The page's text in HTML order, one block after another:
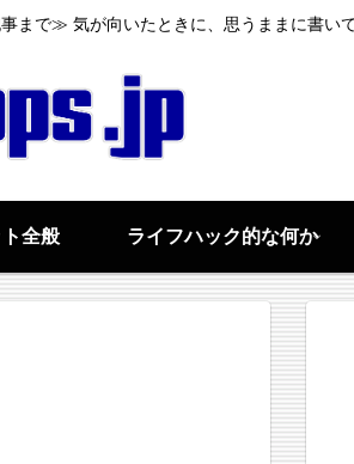
まで≫ 気が向いたときに、思うままに書いて
全般 ライフハック的な何か